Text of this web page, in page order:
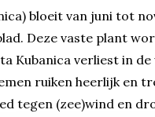
bloeit van juni tot
Deze vaste plant
Kubanica verliest in
ruiken heerlijk en
tegen (zee)wind en